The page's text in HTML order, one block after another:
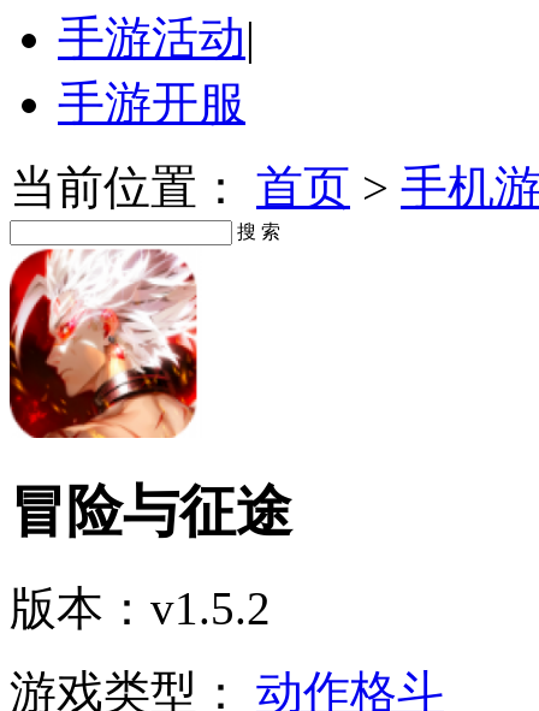
手游活动|
手游开服
当前位置： 首页 > 手机
搜 索
冒险与征途
版本：v1.5.2
游戏类型： 动作格斗